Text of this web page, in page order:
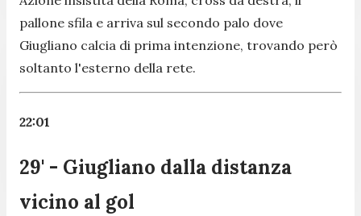
pallone sfila e arriva sul secondo palo dove
Giugliano calcia di prima intenzione, trovando però
soltanto l'esterno della rete.
22:01
29' - Giugliano dalla distanza
vicino al gol